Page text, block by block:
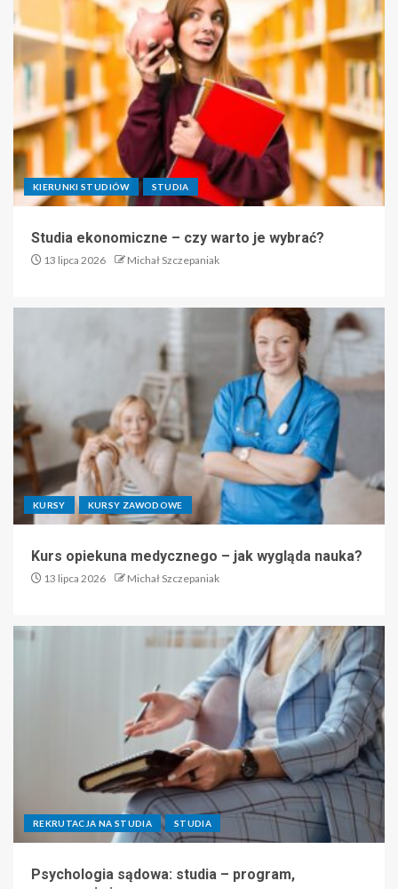
KIERUNKI STUDIÓW STUDIA
Studia ekonomiczne – czy warto je wybrać?
13 lipca 2026 Michał Szczepaniak
KURSY KURSY ZAWODOWE
Kurs opiekuna medycznego – jak wygląda nauka?
13 lipca 2026 Michał Szczepaniak
REKRUTACJA NA STUDIA STUDIA
Psychologia sądowa: studia – program,